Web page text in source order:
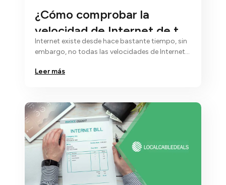
¿Cómo comprobar la
velocidad de Internet de tu
casa?
Internet existe desde hace bastante tiempo, sin
embargo, no todas las velocidades de Internet
Leer más